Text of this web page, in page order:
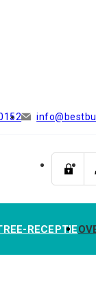
RECEPTIE